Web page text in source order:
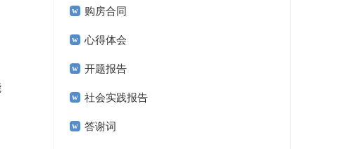
购房合同
心得体会
开题报告
社会实践报告
答谢词